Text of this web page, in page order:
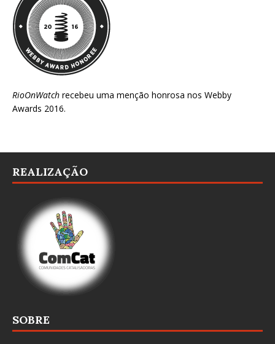
RioOnWatch recebeu uma menção honrosa nos Webby
Awards 2016.
REALIZAÇÃO
SOBRE